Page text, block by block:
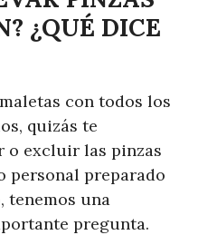
¿QUÉ DICE
con todos los
quizás te
excluir las pinzas
personal preparado
tenemos una
pregunta.